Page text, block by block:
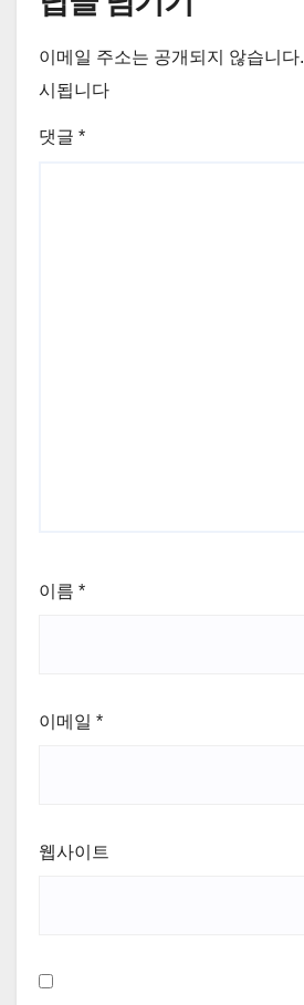
이메일 주소는 공개되지 않습니다.
시됩니다
댓글 *
이름 *
이메일 *
웹사이트